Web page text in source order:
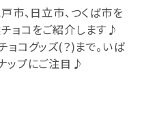
市、日立市、つくば市を
ョコをご紹介します♪
コグッズ(？)まで。いば
ップにご注目♪